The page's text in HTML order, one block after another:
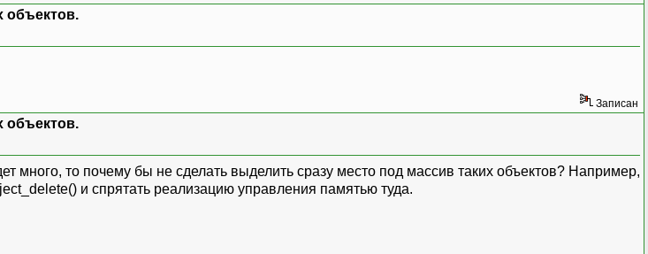
объектов.
Записан
объектов.
много, то почему бы не сделать выделить сразу место под массив таких объектов? Например,
и спрятать реализацию управления памятью туда.